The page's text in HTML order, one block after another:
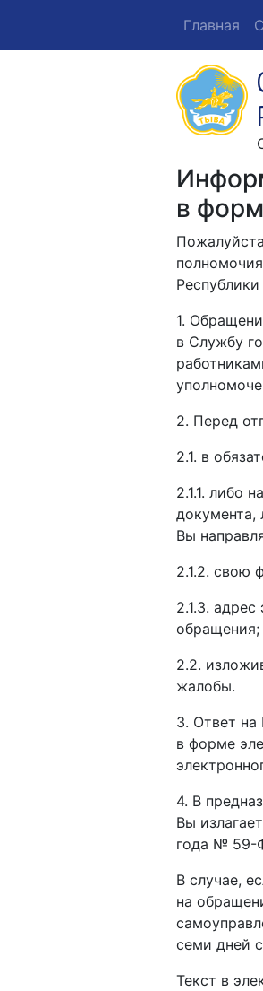
Главная
в
1.
в Службу
2. Перед
2.1. в
2.1.1. либо
документа,
Вы
2.1.2. свою
2.1.3.
обращения;
2.2.
жалобы.
3. Ответ на
в форме
4. В
Вы
года № 59-
В случае,
на
семи дней
Текст в